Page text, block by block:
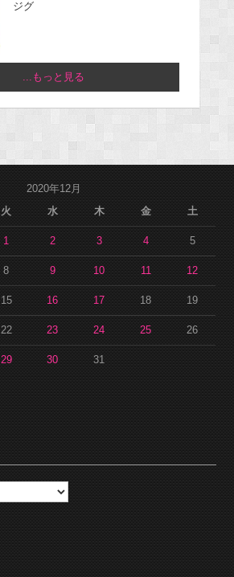
ジグ
...もっと見る
2020年12月
火 水 木 金 土
1 2 3 4 5
8 9 10 11 12
15 16 17 18 19
22 23 24 25 26
29 30 31